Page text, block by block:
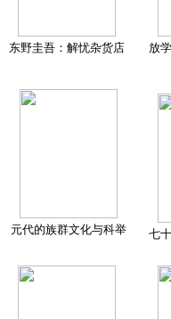
东野圭吾：解忧杂货店 放
元代的族群文化与科举 七